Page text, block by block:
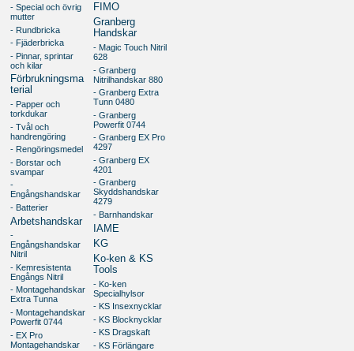
- Special och övrig
mutter
- Rundbricka
- Fjäderbricka
- Pinnar, sprintar
och kilar
Förbrukningsma
terial
- Papper och
torkdukar
- Tvål och
handrengöring
- Rengöringsmedel
- Borstar och
svampar
-
Engångshandskar
- Batterier
Arbetshandskar
-
Engångshandskar
Nitril
- Kemresistenta
Engångs Nitril
- Montagehandskar
Extra Tunna
- Montagehandskar
Powerfit 0744
- EX Pro
Montagehandskar
FIMO
Granberg
Handskar
- Magic Touch Nitril
628
- Granberg
Nitrilhandskar 880
- Granberg Extra
Tunn 0480
- Granberg
Powerfit 0744
- Granberg EX Pro
4297
- Granberg EX
4201
- Granberg
Skyddshandskar
4279
- Barnhandskar
IAME
KG
Ko-ken & KS
Tools
- Ko-ken
Specialhylsor
- KS Insexnycklar
- KS Blocknycklar
- KS Dragskaft
- KS Förlängare